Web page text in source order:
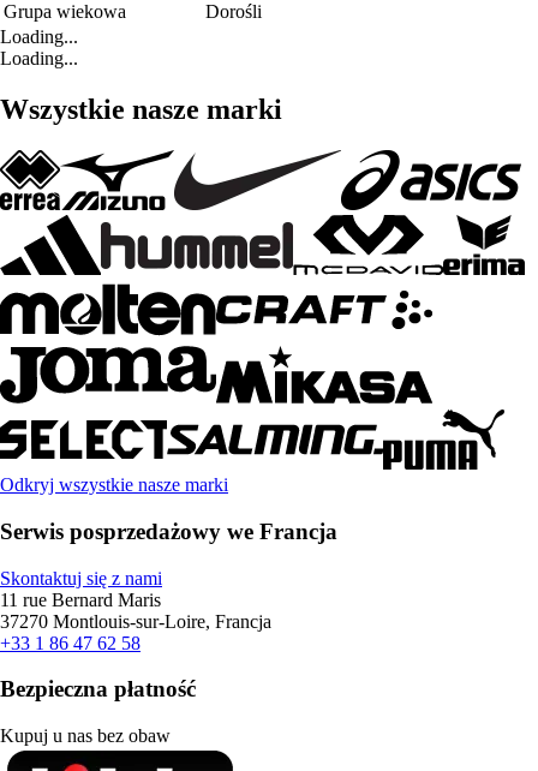
Grupa wiekowa
Dorośli
Loading...
Loading...
Wszystkie nasze marki
Odkryj wszystkie nasze marki
Serwis posprzedażowy we Francja
Skontaktuj się z nami
11 rue Bernard Maris
37270 Montlouis-sur-Loire, Francja
+33 1 86 47 62 58
Bezpieczna płatność
Kupuj u nas bez obaw